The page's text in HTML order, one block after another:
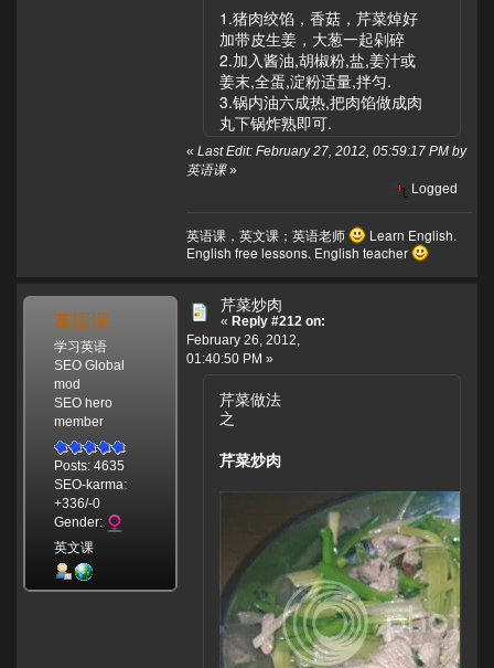
1.猪肉绞馅，香菇，芹菜焯好
加带皮生姜，大葱一起剁碎
2.加入酱油,胡椒粉,盐,姜汁或
姜末,全蛋,淀粉适量,拌匀.
3.锅内油六成热,把肉馅做成肉
丸下锅炸熟即可.
« Last Edit: February 27, 2012, 05:59:17 PM by
英语课»
Logged
英语课，英文课；英语老师
Learn English.
English free lessons. English teacher
英语课
学习英语
SEO Global
mod
SEO hero
member
Posts: 4635
SEO-karma:
+336/-0
Gender:
英文课
芹菜炒肉
« Reply #212 on:
February 26, 2012,
01:40:50 PM »
芹菜做法
之
芹菜炒肉